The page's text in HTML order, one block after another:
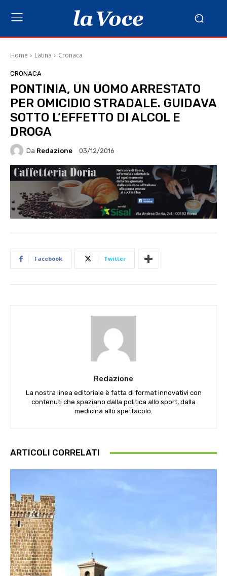
Home Latina Cronaca
CRONACA
PONTINIA, UN UOMO ARRESTATO
PER OMICIDIO STRADALE. GUIDAVA
SOTTO L’EFFETTO DI ALCOL E
DROGA
Da Redazione 03/12/2016
Facebook Twitter
Redazione
La nostra linea editoriale è fatta di format innovativi con
contenuti che spaziano dalla politica allo sport, dalla
medicina allo spettacolo.
ARTICOLI CORRELATI